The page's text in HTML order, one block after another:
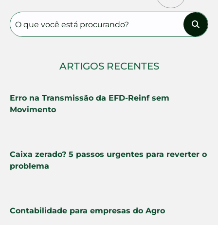
ARTIGOS RECENTES
Erro na Transmissão da EFD-Reinf sem
Movimento
Caixa zerado? 5 passos urgentes para reverter o
problema
Contabilidade para empresas do Agro